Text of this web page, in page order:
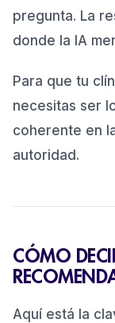
pregunta. La
donde la IA
Para que tu
necesitas ser
coherente en
autoridad.
CÓMO
Aquí está la